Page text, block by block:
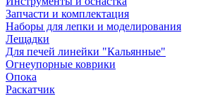
Запчасти и комплектация
Наборы для лепки и моделирования
Лещадки
Для печей линейки "Кальянные"
Огнеупорные коврики
Опока
Раскатчик